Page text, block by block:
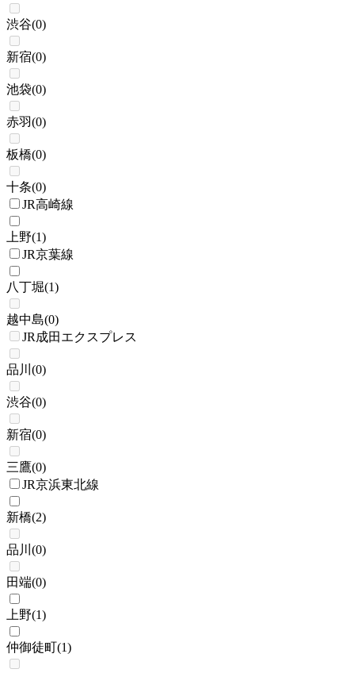
渋谷(0)
新宿(0)
池袋(0)
赤羽(0)
板橋(0)
十条(0)
JR高崎線
上野(1)
JR京葉線
八丁堀(1)
越中島(0)
JR成田エクスプレス
品川 (0)
渋谷(0)
新宿(0)
三鷹(0)
JR京浜東北線
新橋(2)
品川 (0)
田端(0)
上野(1)
仲御徒町(1)